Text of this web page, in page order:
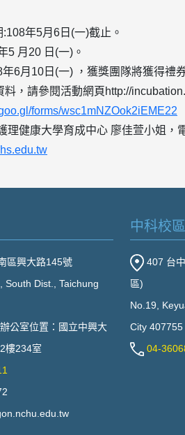
年5月6日(一)截止。
月20 日(一)。
6月10日(一) ，獲獎團隊將獲得禮
，請參閱活動網頁http://
forms/wsc1mNZOok2iEME22
理健康大學育成中心 廖佳萱小姐，
區興大路145號
South Dist., Taichung
公室位置：國立中興大
樓234室
中科校區
407 台
區)
No.19,
City 407755
04-